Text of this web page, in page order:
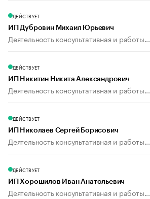
ДЕЙСТВУЕТ
ИП Дубровин Михаил Юрьевич
Деятельность консультативная и работы...
ДЕЙСТВУЕТ
ИП Никитин Никита Александрович
Деятельность консультативная и работы...
ДЕЙСТВУЕТ
ИП Николаев Сергей Борисович
Деятельность консультативная и работы...
ДЕЙСТВУЕТ
ИП Хорошилов Иван Анатольевич
Деятельность консультативная и работы...